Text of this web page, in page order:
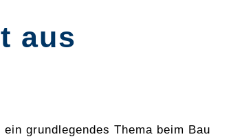
aus
grundlegendes Thema beim Bau